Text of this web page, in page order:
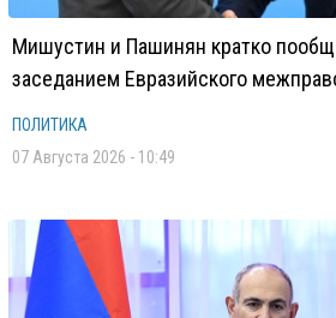
Мишустин и Пашинян кратко
заседанием Евразийского
ПОЛИТИКА
07 Августа 2026 - 10:49